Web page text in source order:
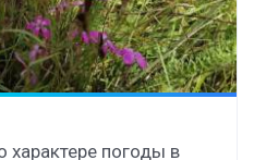
характере погоды в